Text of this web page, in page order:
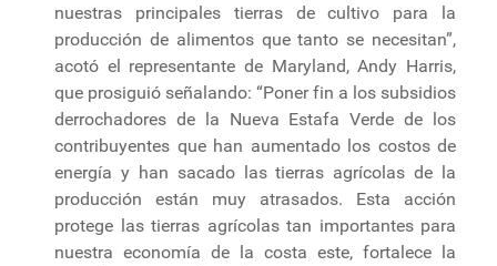
nuestras principales tierras de cultivo para la
producción de alimentos que tanto se necesitan”,
acotó el representante de Maryland, Andy Harris,
que prosiguió señalando: “Poner fin a los subsidios
derrochadores de la Nueva Estafa Verde de los
contribuyentes que han aumentado los costos de
energía y han sacado las tierras agrícolas de la
producción están muy atrasados. Esta acción
protege las tierras agrícolas tan importantes para
nuestra economía de la costa este, fortalece la